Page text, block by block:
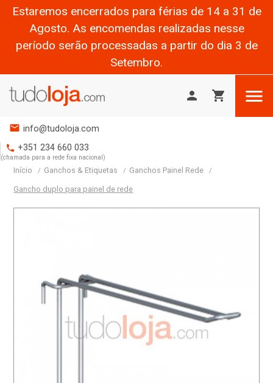
Estaremos encerrados para férias de 14 a 31 de
Agosto. As encomendas realizadas nesse
período serão processadas a partir do dia 3 de
Setembro.
person shopping_cart 
mail info@tudoloja.com
phone +351 234 660 033
(chamada para a rede fixa nacional)
Início Ganchos & Etiquetas Ganchos Painel Rede
Gancho duplo para painel de rede